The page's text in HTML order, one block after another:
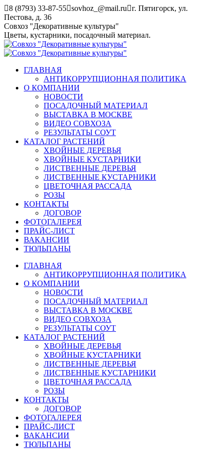
Перейти
к
содержанию
8 (8793) 33-87-55 sovhoz_@mail.ru
г. Пятигорск, ул.
Пестова, д. 36
Совхоз "Декоративные культуры"
Цветы, кустарники, посадочный материал.
ГЛАВНАЯ
АНТИКОРРУПЦИОННАЯ ПОЛИТИКА
О КОМПАНИИ
НОВОСТИ
ПОСАДОЧНЫЙ МАТЕРИАЛ
ВЫСТАВКА В МОСКВЕ
ВИДЕО СОВХОЗА
РЕЗУЛЬТАТЫ СОУТ
КАТАЛОГ РАСТЕНИЙ
ХВОЙНЫЕ ДЕРЕВЬЯ
ХВОЙНЫЕ КУСТАРНИКИ
ЛИСТВЕННЫЕ ДЕРЕВЬЯ
ЛИСТВЕННЫЕ КУСТАРНИКИ
ЦВЕТОЧНАЯ РАССАДА
РОЗЫ
КОНТАКТЫ
ДОГОВОР
ФОТОГАЛЕРЕЯ
ПРАЙС-ЛИСТ
ВАКАНСИИ
ТЮЛЬПАНЫ
ГЛАВНАЯ
АНТИКОРРУПЦИОННАЯ ПОЛИТИКА
О КОМПАНИИ
НОВОСТИ
ПОСАДОЧНЫЙ МАТЕРИАЛ
ВЫСТАВКА В МОСКВЕ
ВИДЕО СОВХОЗА
РЕЗУЛЬТАТЫ СОУТ
КАТАЛОГ РАСТЕНИЙ
ХВОЙНЫЕ ДЕРЕВЬЯ
ХВОЙНЫЕ КУСТАРНИКИ
ЛИСТВЕННЫЕ ДЕРЕВЬЯ
ЛИСТВЕННЫЕ КУСТАРНИКИ
ЦВЕТОЧНАЯ РАССАДА
РОЗЫ
КОНТАКТЫ
ДОГОВОР
ФОТОГАЛЕРЕЯ
ПРАЙС-ЛИСТ
ВАКАНСИИ
ТЮЛЬПАНЫ